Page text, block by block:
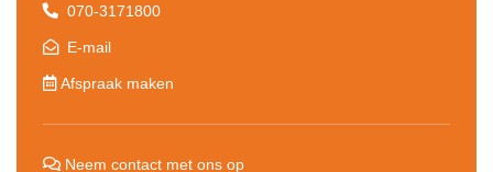
070-3171800
E-mail
Afspraak maken
Neem contact met ons op